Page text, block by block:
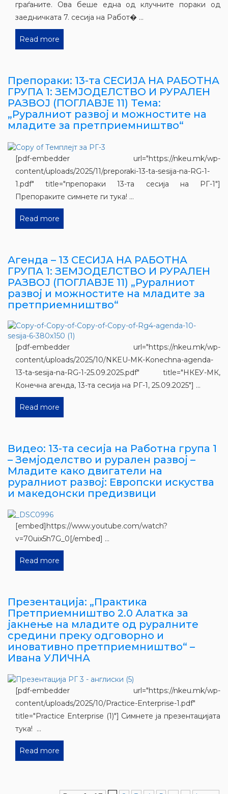
граѓаните. Ова беше една од клучните пораки од
заедничката 7. сесија на Работ� ...
Read more
Препораки: 13-та СЕСИЈА НА РАБОТНА
ГРУПА 1: ЗЕМЈОДЕЛСТВО И РУРАЛЕН
РАЗВОЈ (ПОГЛАВЈЕ 11) Тема:
„Руралниот развој и можностите на
младите за претприемништво“
[pdf-embedder url="https://nkeu.mk/wp-
content/uploads/2025/11/preporaki-13-ta-sesija-na-RG-1-
1.pdf" title="препораки 13-та сесија на РГ-1"]
Препораките симнете ги тука! ...
Read more
Агенда – 13 СЕСИЈА НА РАБОТНА
ГРУПА 1: ЗЕМЈОДЕЛСТВО И РУРАЛЕН
РАЗВОЈ (ПОГЛАВЈЕ 11) „Руралниот
развој и можностите на младите за
претприемништво“
[pdf-embedder url="https://nkeu.mk/wp-
content/uploads/2025/10/NKEU-MK-Konechna-agenda-
13-ta-sesija-na-RG-1-25.09.2025.pdf" title="НКЕУ-МК,
Конечна агенда, 13-та сесија на РГ-1, 25.09.2025"] ...
Read more
Видео: 13-та сесија на Работна група 1
– Земјоделство и рурален развој –
Младите како двигатели на
руралниот развој: Европски искуства
и македонски предизвици
[embed]https://www.youtube.com/watch?
v=70uix5h7G_0[/embed] ...
Read more
Презентација: „Практика
Претприемништво 2.0 Алатка за
јакнење на младите од руралните
средини преку одговорно и
иновативно претприемништво“ –
Ивана УЛИЧНА
[pdf-embedder url="https://nkeu.mk/wp-
content/uploads/2025/10/Practice-Enterprise-1.pdf"
title="Practice Enterprise (1)"] Симнете ја презентацијата
тука! ...
Read more